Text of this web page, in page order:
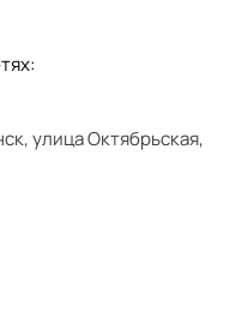
улица Октябрьская,